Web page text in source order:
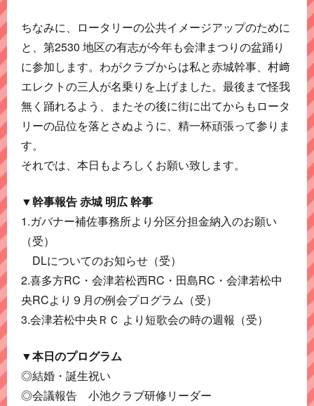
ちなみに、ロータリーの公共イメージアップのために
と、第2530 地区の有志が今年も会津まつりの盆踊り
に参加します。わがクラブからは私と赤城幹事、村﨑
エレクトの三人が名乗りを上げました。最後まで怪我
無く踊れるよう、またその後に街に出てからもロータ
リーの品位を落とさぬように、精一杯頑張って参りま
す。
それでは、本日もよろしくお願い致します。
▼幹事報告 赤城 明広 幹事
1.ガバナー補佐事務所より分区分担金納入のお願い
（受）
DLについてのお知らせ（受）
2.喜多方RC・会津若松西RC・田島RC・会津若松中
央RCより９月の例会プログラム（受）
3.会津若松中央ＲＣ より短歌会の時の週報（受）
▼本日のプログラム
◎結婚・誕生祝い
◎会議報告 小池クラブ研修リーダー